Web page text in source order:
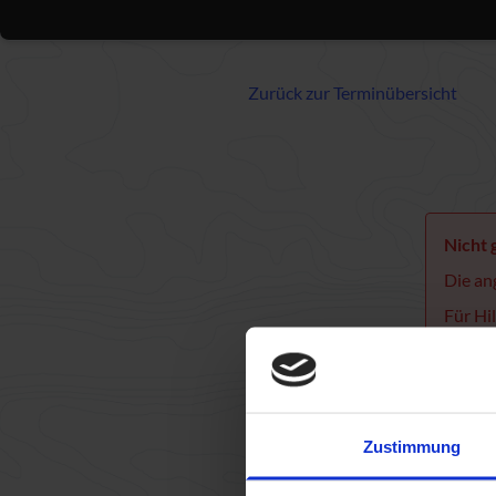
Zustimmung
Zurück zur Terminübersicht
Nicht
Die
Für